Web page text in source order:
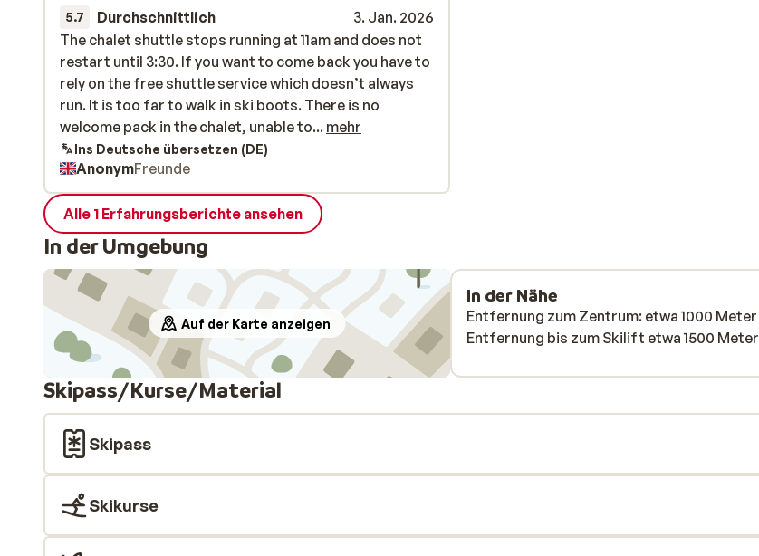
5.7 Durchschnittlich
3. Jan. 2026
The chalet shuttle stops running at 11am and does not
restart until 3:30. If you want to come back you have to
rely on the free shuttle service which doesn’t always
run. It is too far to walk in ski boots. There is no
welcome pack in the chalet, unable to find WiFi
password or how to operate oven and microwave.
Instructions we did find were in French. Also location
of lockers for ski boots were not clear. Not given
enough information from reception on arrival.
The chalet shuttle stops running at 11am and does not
restart until 3:30. If you want to come back you have to
rely on the free shuttle service which doesn’t always
run. It is too far to walk in ski boots. There is no
welcome pack in the chalet, unable to... mehr
Ins Deutsche übersetzen (DE)
AnonymFreunde
Alle 1 Erfahrungsberichte ansehen
In der Umgebung
Auf der Karte anzeigen
In der Nähe
Entfernung zum Zentrum: etwa 1000 Meter
Entfernung bis zum Skilift etwa 1500 Meter
Skipass/Kurse/Material
Skipass
Skikurse